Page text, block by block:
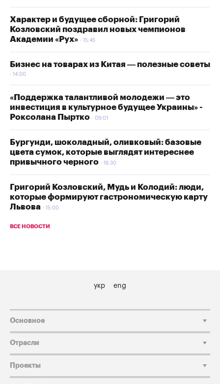
Характер и будущее сборной: Григорий
Козловский поздравил новых чемпионов
Академии «Рух»
15:45
Бизнес на товарах из Китая — полезные советы
14:00
«Поддержка талантливой молодежи — это
инвестиция в культурное будущее Украины» -
Роксолана Пыртко
09:01
Бургунди, шоколадный, оливковый: базовые
цвета сумок, которые выглядят интереснее
привычного черного
16:30
Григорий Козловский, Мудь и Колодий: люди,
которые формируют гастрономическую карту
Львова
15:00
ВСЕ НОВОСТИ
укр eng
Основное
Отрасли
Проекты